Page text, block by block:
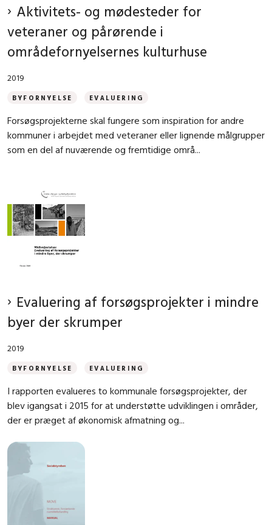
Aktivitets- og mødesteder for
veteraner og pårørende i
områdefornyelsernes kulturhuse
2019
BYFORNYELSE EVALUERING
Forsøgsprojekterne skal fungere som inspiration for andre
kommuner i arbejdet med veteraner eller lignende målgrupper
som en del af nuværende og fremtidige områ...
Evaluering af forsøgsprojekter i mindre
byer der skrumper
2019
BYFORNYELSE EVALUERING
I rapporten evalueres to kommunale forsøgsprojekter, der
blev igangsat i 2015 for at understøtte udviklingen i områder,
der er præget af økonomisk afmatning og...